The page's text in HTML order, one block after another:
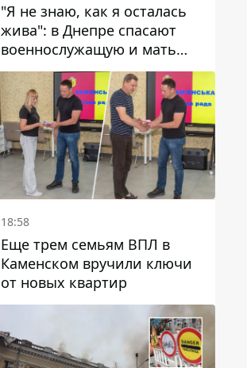
"Я не знаю, как я осталась
жива": в Днепре спасают
военнослужащую и мать
четверых детей, которую
ранил КАБ
18:58
Еще трем семьям ВПЛ в
Каменском вручили ключи
от новых квартир